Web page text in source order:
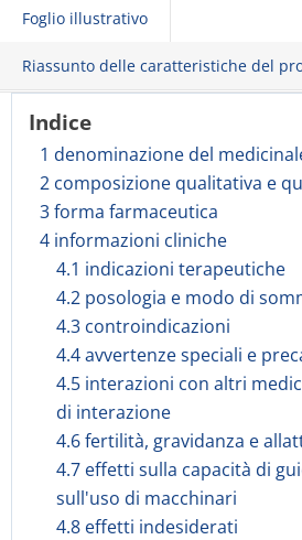
Foglio illustrativo
Riassunto delle caratteristiche del
Indice
1 denominazione del
2 composizione qualitativa e
3 forma farmaceutica
4 informazioni cliniche
4.1 indicazioni terapeutiche
4.2 posologia e modo di
4.3 controindicazioni
4.4 avvertenze speciali e
4.5 interazioni con altri
di interazione
4.6 fertilità, gravidanza e
4.7 effetti sulla capacità di
sull'uso di macchinari
4.8 effetti indesiderati